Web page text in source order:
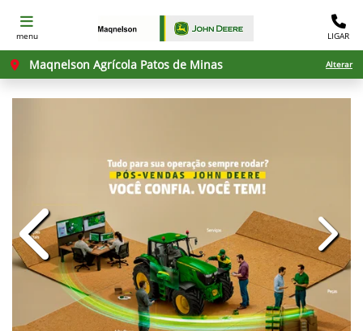
menu LIGAR
Maqnelson Agrícola Patos de Minas Alterar